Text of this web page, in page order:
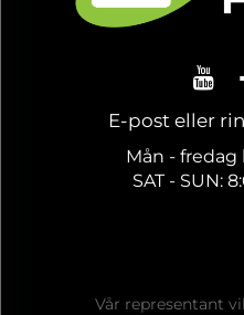
E-post eller
Mån - fredag
SAT - SUN:
Vår representant